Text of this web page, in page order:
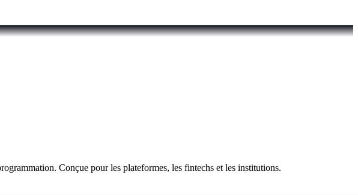
Conçue pour les plateformes, les fintechs et les institutions.